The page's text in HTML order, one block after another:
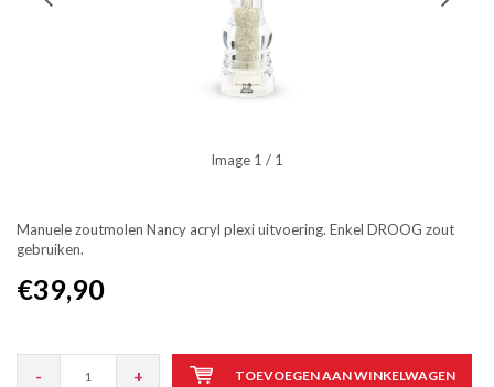
Image 1 / 1
Manuele zoutmolen Nancy acryl plexi uitvoering. Enkel DROOG zout
gebruiken.
€39,90
- + TOEVOEGEN AAN WINKELWAGEN